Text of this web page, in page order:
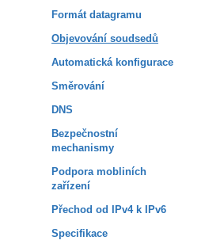
Formát datagramu
Objevování soudsedů
Automatická konfigurace
Směrování
DNS
Bezpečnostní
mechanismy
Podpora mobliních
zařízení
Přechod od IPv4 k IPv6
Specifikace